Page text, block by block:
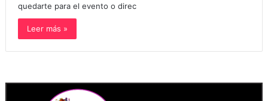
quedarte para el evento o direc
Leer más »